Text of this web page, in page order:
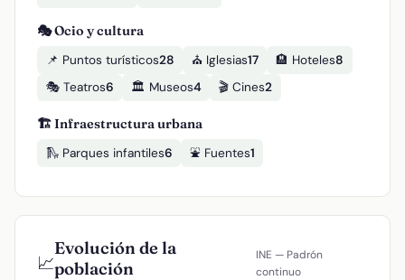
🎭 Ocio y cultura
📌 Puntos turísticos28 ⛪ Iglesias17 🏨 Hoteles8
🎭 Teatros6 🏛️ Museos4 🎬 Cines2
🏗️ Infraestructura urbana
🛝 Parques infantiles6 ⛲ Fuentes1
📈
Evolución de la
población
INE — Padrón
continuo